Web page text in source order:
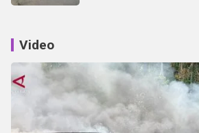
Video